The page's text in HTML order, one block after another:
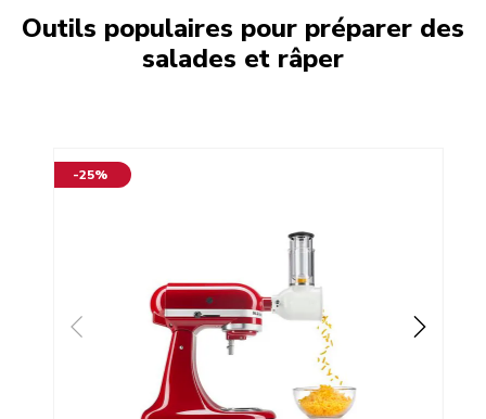
Outils populaires pour préparer des
salades et râper
-25%